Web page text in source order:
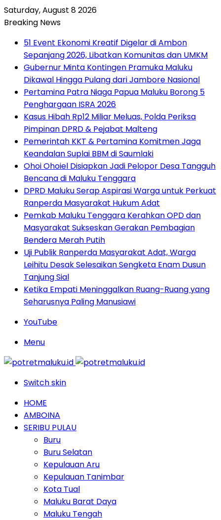
Saturday, August 8 2026
Breaking News
51 Event Ekonomi Kreatif Digelar di Ambon
Sepanjang 2026, Libatkan Komunitas dan UMKM
Gubernur Minta Kontingen Pramuka Maluku
Dikawal Hingga Pulang dari Jambore Nasional
Pertamina Patra Niaga Papua Maluku Borong 5
Penghargaan ISRA 2026
Kasus Hibah Rp12 Miliar Meluas, Polda Periksa
Pimpinan DPRD & Pejabat Malteng
Pemerintah KKT & Pertamina Komitmen Jaga
Keandalan Suplai BBM di Saumlaki
Ohoi Ohoiel Disiapkan Jadi Pelopor Desa Tangguh
Bencana di Maluku Tenggara
DPRD Maluku Serap Aspirasi Warga untuk Perkuat
Ranperda Masyarakat Hukum Adat
Pemkab Maluku Tenggara Kerahkan OPD dan
Masyarakat Sukseskan Gerakan Pembagian
Bendera Merah Putih
Uji Publik Ranperda Masyarakat Adat, Warga
Leihitu Desak Selesaikan Sengketa Enam Dusun
Tanjung Sial
Ketika Empati Meninggalkan Ruang-Ruang yang
Seharusnya Paling Manusiawi
YouTube
Menu
Switch skin
HOME
AMBOINA
SERIBU PULAU
Buru
Buru Selatan
Kepulauan Aru
Kepulauan Tanimbar
Kota Tual
Maluku Barat Daya
Maluku Tengah